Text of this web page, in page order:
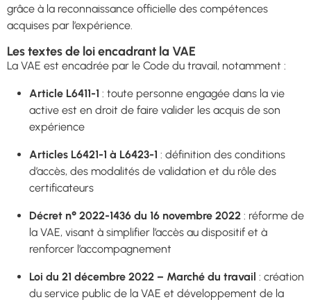
grâce à la reconnaissance officielle des compétences
acquises par l’expérience.
Les textes de loi encadrant la VAE
La VAE est encadrée par le Code du travail, notamment :
Article L6411-1 : toute personne engagée dans la vie
active est en droit de faire valider les acquis de son
expérience
Articles L6421-1 à L6423-1 : définition des conditions
d’accès, des modalités de validation et du rôle des
certificateurs
Décret n° 2022-1436 du 16 novembre 2022 : réforme de
la VAE, visant à simplifier l’accès au dispositif et à
renforcer l’accompagnement
Loi du 21 décembre 2022 – Marché du travail : création
du service public de la VAE et développement de la